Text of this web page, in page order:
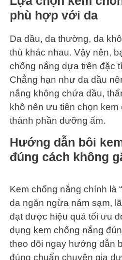
phù hợp với da
Da dầu, da thường, da
thù khác nhau. Vậy nên,
chống nắng dựa trên đặc
Chẳng hạn như da dầu
nắng không chứa dầu,
khô nên ưu tiên chọn
thành phần dưỡng ẩm.
Hướng dẫn bôi
đúng cách không
Kem chống nắng chính là
da ngăn ngừa nám sạm,
đạt được hiệu quả tối ưu
dụng kem chống nắng
theo dõi ngay hướng dẫn
đúng chuẩn chuyên gia